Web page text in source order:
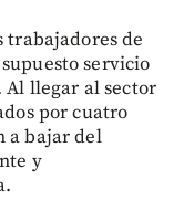
trabajadores de
servicio
llegar al sector
por cuatro
a bajar del
y